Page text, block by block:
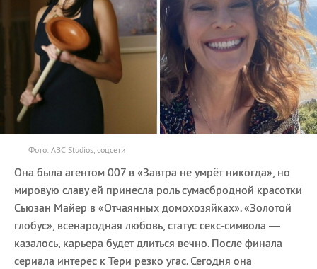
Фото: ABC Studios, соцсети
Она была агентом 007 в «Завтра не умрёт никогда», но
мировую славу ей принесла роль сумасбродной красотки
Сьюзан Майер в «Отчаянных домохозяйках». «Золотой
глобус», всенародная любовь, статус секс-символа —
казалось, карьера будет длиться вечно. После финала
сериала интерес к Тери резко угас. Сегодня она